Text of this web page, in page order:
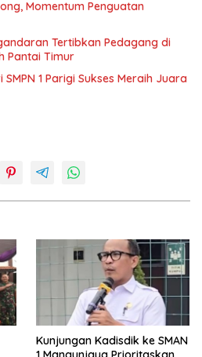
Momentum Penguatan
Tertibkan Pedagang di
Pantai Timur
1 Parigi Sukses Meraih Juara
Kunjungan Kadisdik ke SMAN